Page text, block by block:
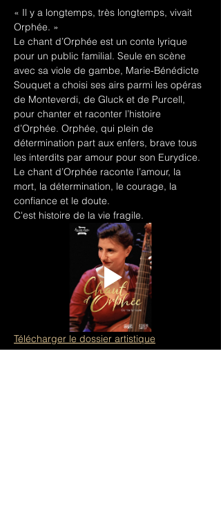
« Il y a longtemps, très longtemps, vivait
Orphée. »
Le chant d’Orphée est un conte lyrique
pour un public familial. Seule en scène
avec sa viole de gambe, Marie-Bénédicte
Souquet a choisi ses airs parmi les opéras
de Monteverdi, de Gluck et de Purcell,
pour chanter et raconter l’histoire
d’Orphée. Orphée, qui plein de
détermination part aux enfers, brave tous
les interdits par amour pour son Eurydice.
Le chant d’Orphée raconte l’amour, la
mort, la détermination, le courage, la
confiance et le doute.
C'est histoire de la vie fragile.
Télécharger le dossier artistique